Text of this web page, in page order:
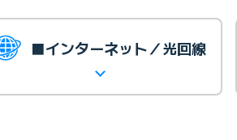
■インターネット／光回線